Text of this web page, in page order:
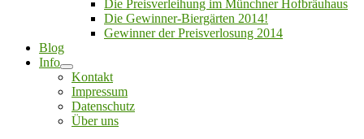
Die Preisverleihung im Münchner Hofbräuhaus
Die Gewinner-Biergärten 2014!
Gewinner der Preisverlosung 2014
Blog
Info
Kontakt
Impressum
Datenschutz
Über uns